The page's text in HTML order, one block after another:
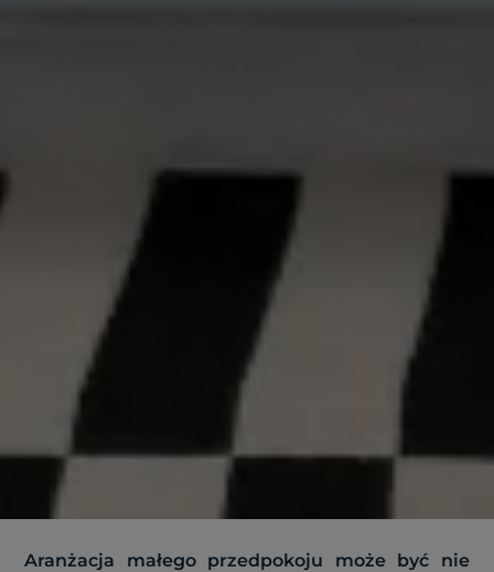
Aranżacja małego przedpokoju może być nie